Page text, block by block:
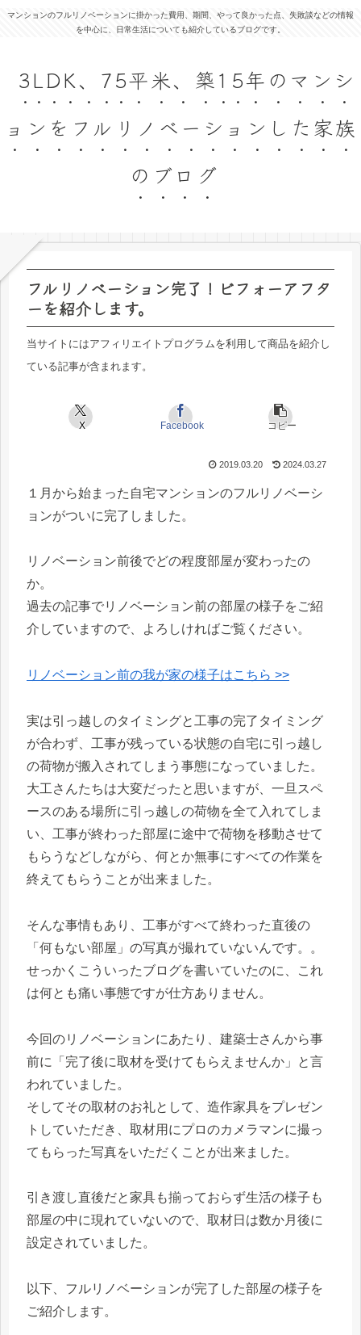
マンションのフルリノベーションに掛かった費用、期間、やって良かった点、失敗談などの情報
を中心に、日常生活についても紹介しているブログです。
3LDK、75平米、築15年のマンシ
ョンをフルリノベーションした家族
のブログ
フルリノベーション完了！ビフォーアフタ
ーを紹介します。
当サイトにはアフィリエイトプログラムを利用して商品を紹介し
ている記事が含まれます。
X Facebook コピー
2019.03.20 2024.03.27
１月から始まった自宅マンションのフルリノベーシ
ョンがついに完了しました。
リノベーション前後でどの程度部屋が変わったの
か。
過去の記事でリノベーション前の部屋の様子をご紹
介していますので、よろしければご覧ください。
リノベーション前の我が家の様子はこちら >>
実は引っ越しのタイミングと工事の完了タイミング
が合わず、工事が残っている状態の自宅に引っ越し
の荷物が搬入されてしまう事態になっていました。
大工さんたちは大変だったと思いますが、一旦スペ
ースのある場所に引っ越しの荷物を全て入れてしま
い、工事が終わった部屋に途中で荷物を移動させて
もらうなどしながら、何とか無事にすべての作業を
終えてもらうことが出来ました。
そんな事情もあり、工事がすべて終わった直後の
「何もない部屋」の写真が撮れていないんです。。
せっかくこういったブログを書いていたのに、これ
は何とも痛い事態ですが仕方ありません。
今回のリノベーションにあたり、建築士さんから事
前に「完了後に取材を受けてもらえませんか」と言
われていました。
そしてその取材のお礼として、造作家具をプレゼン
トしていただき、取材用にプロのカメラマンに撮っ
てもらった写真をいただくことが出来ました。
引き渡し直後だと家具も揃っておらず生活の様子も
部屋の中に現れていないので、取材日は数か月後に
設定されていました。
以下、フルリノベーションが完了した部屋の様子を
ご紹介します。